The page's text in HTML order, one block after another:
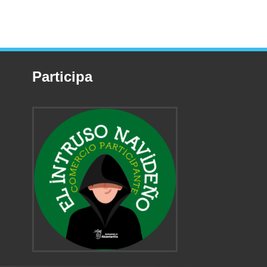
Participa